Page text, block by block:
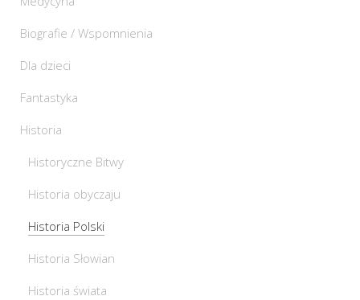
Biografie / Wspomnienia
Dla dzieci
Fantastyka
Historia
Historyczne Bitwy
Historia obyczaju
Historia Polski
Historia Słowian
Historia świata